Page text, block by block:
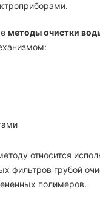
методы очистки
относится
фильтров грубой
полимеров.